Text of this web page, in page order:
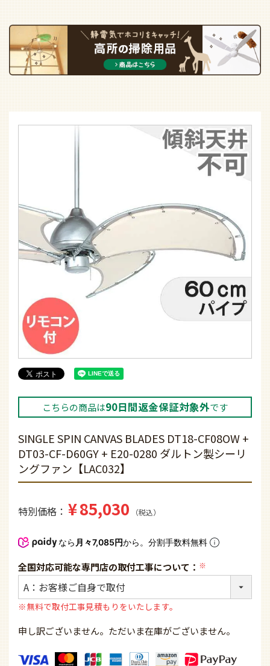
こちらの商品は90日間返金保証対象外です
SINGLE SPIN CANVAS BLADES DT18-CF08OW +
DT03-CF-D60GY + E20-0280 ダルトン製シーリ
ングファン【LAC032】
特別価格 ¥85,030 税込
なら 月々7,085円から。分割手数料無料
全国対応可能な専門店の取付工事について：
(必
※無料で取付工事見積もりをいたします。
申し訳ございません。ただいま在庫がございません。